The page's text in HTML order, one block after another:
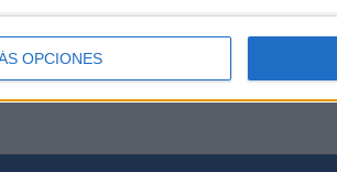
OPCIONES
cerca de 50 agentes del Instituto